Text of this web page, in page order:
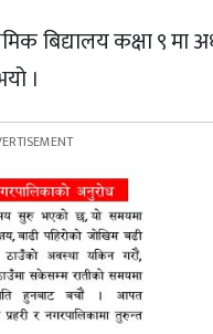
बिद्यालय कक्षा ९ मा
।